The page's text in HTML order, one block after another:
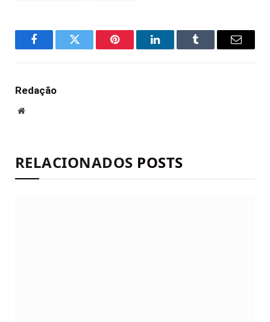
FacebookTwitter Pinterest LinkedInTumblr
E-
Redação
Site
RELACIONADOS POSTS